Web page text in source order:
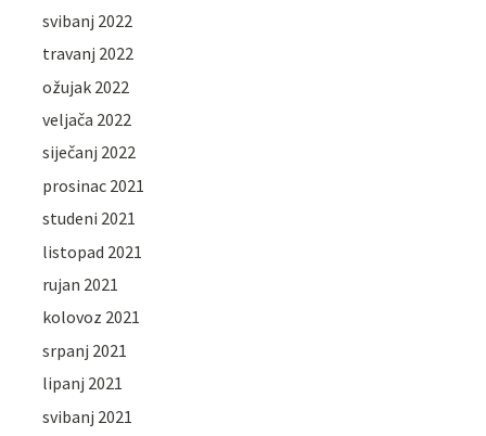
svibanj 2022
travanj 2022
ožujak 2022
veljača 2022
siječanj 2022
prosinac 2021
studeni 2021
listopad 2021
rujan 2021
kolovoz 2021
srpanj 2021
lipanj 2021
svibanj 2021